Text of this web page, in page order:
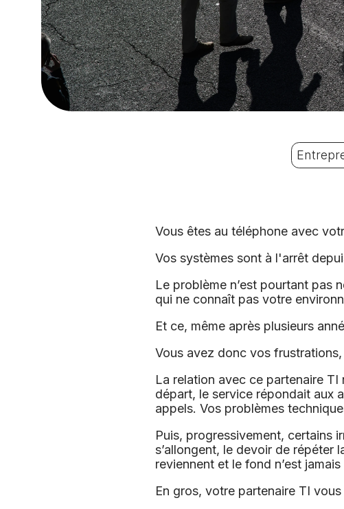
Vous êtes au téléphone avec
Vos systèmes sont à l'arrêt
Le problème n’est pourtant pas
qui ne connaît pas votre
Et ce, même après plusieurs
Vous avez donc vos frustrations,
La relation avec ce partenaire TI
départ, le service répondait aux
appels. Vos problèmes
Puis, progressivement, certains
s’allongent, le devoir de répéter
reviennent et le fond n’est
En gros, votre partenaire TI